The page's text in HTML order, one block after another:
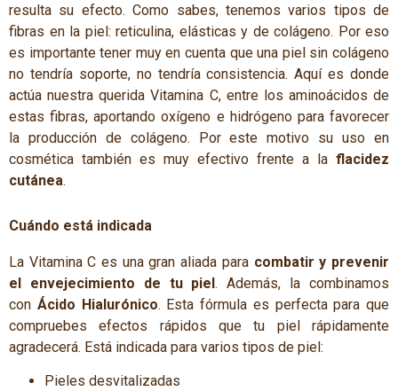
resulta su efecto. Como sabes, tenemos varios tipos de
fibras en la piel: reticulina, elásticas y de colágeno. Por eso
es importante tener muy en cuenta que una piel sin colágeno
no tendría soporte, no tendría consistencia. Aquí es donde
actúa nuestra querida Vitamina C, entre los aminoácidos de
estas fibras, aportando oxígeno e hidrógeno para favorecer
la producción de colágeno. Por este motivo su uso en
cosmética también es muy efectivo frente a la flacidez
cutánea.
Cuándo está indicada
La Vitamina C es una gran aliada para combatir y prevenir
el envejecimiento de tu piel. Además, la combinamos
con Ácido Hialurónico. Esta fórmula es perfecta para que
compruebes efectos rápidos que tu piel rápidamente
agradecerá. Está indicada para varios tipos de piel:
Pieles desvitalizadas